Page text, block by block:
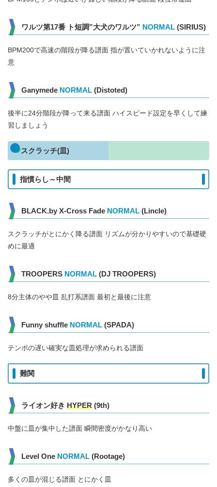
ワルツ第17番 ト短調”大犬のワルツ” NORMAL (SIRIUS)
BPM200で高速の階段が降る譜面 指が置いていかれないように注
意
Ganymede NORMAL (Distoted)
後半に24分階段が降って来る譜面 ハイスピード設定を早くして練
習しましょう
スクラッチ(皿)
指慣らし～中間
BLACK.by X-Cross Fade NORMAL (Lincle)
スクラッチがとにかく降る譜面 リズムが分かりやすいので基礎硬
めに最適
TROOPERS NORMAL (DJ TROOPERS)
8分主体のやや皿 乱打系譜面 最初と最後に注意
Funny shuffle NORMAL (SPADA)
テンポの遅い確実な皿処理が求められる譜面
難関
ライオン好き HYPER (9th)
中盤に皿が集中した譜面 瞬間密度がかなり高い
Level One NORMAL (Rootage)
多くの皿が混じる譜面 とにかく皿